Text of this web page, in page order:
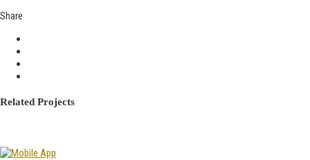
Share
Related Projects